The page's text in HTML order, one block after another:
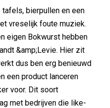
bierpullen en een
vreselijk foute muziek.
eigen Bokwurst hebben
&amp;Levie. Hier zit
dus ben erg benieuwd
een product lanceren
voor. Dit soort
met bedrijven die like-